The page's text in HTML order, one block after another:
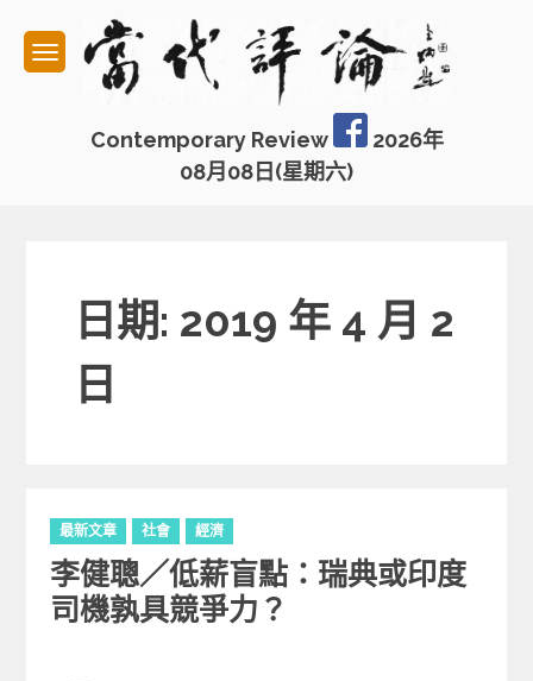
content
Contemporary Review
2026年
08月08日(星期六)
日期: 2019 年 4 月 2
日
C
a
t
e
g
最新文章 社會 經濟
李健聰／低薪盲點：瑞典或印度
司機孰具競爭力？